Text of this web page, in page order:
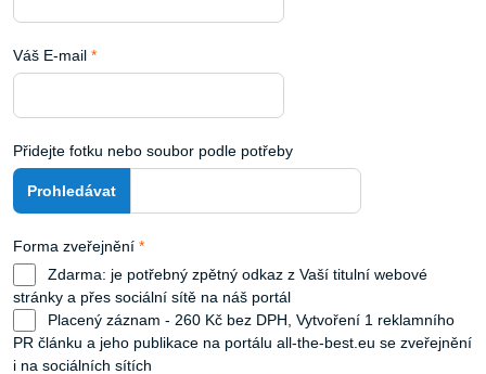
Váš E-mail *
Přidejte fotku nebo soubor podle potřeby
Forma zveřejnění *
stránky a přes sociální sítě na náš portál
PR článku a jeho publikace na portálu all-the-best.eu se zveřejnění
i na sociálních sítích